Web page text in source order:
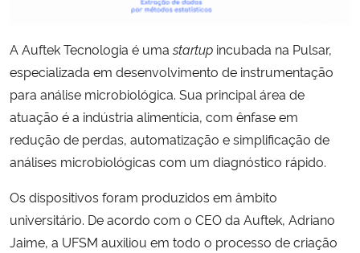
A Auftek Tecnologia é umastartup incubada na Pulsar,
especializada em desenvolvimento de instrumentação
para análise microbiológica. Sua principal área de
atuação é a indústria alimentícia, com ênfase em
redução de perdas, automatização e simplificação de
análises microbiológicas com um diagnóstico rápido.
Os dispositivos foram produzidos em âmbito
universitário. De acordo com o CEO da Auftek, Adriano
Jaime, a UFSM auxiliou em todo o processo de criação